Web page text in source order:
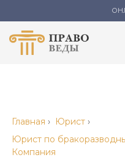
Главная › Юрист ›
Юрист по
Компания